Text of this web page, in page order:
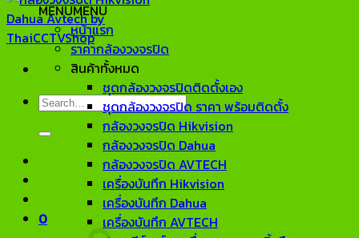
Search
0
MENUMENU
หน้าแรก
ราคากล้องวงจรปิด
สินค้าทั้งหมด
ชุดกล้องวงจรปิดติดตั้งเอง
ชุดกล้องวงจรปิด ราคา พร้อมติดตั้ง
กล้องวงจรปิด Hikvision
กล้องวงจรปิด Dahua
กล้องวงจรปิด AVTECH
เครื่องบันทึก Hikvision
เครื่องบันทึก Dahua
เครื่องบันทึก AVTECH